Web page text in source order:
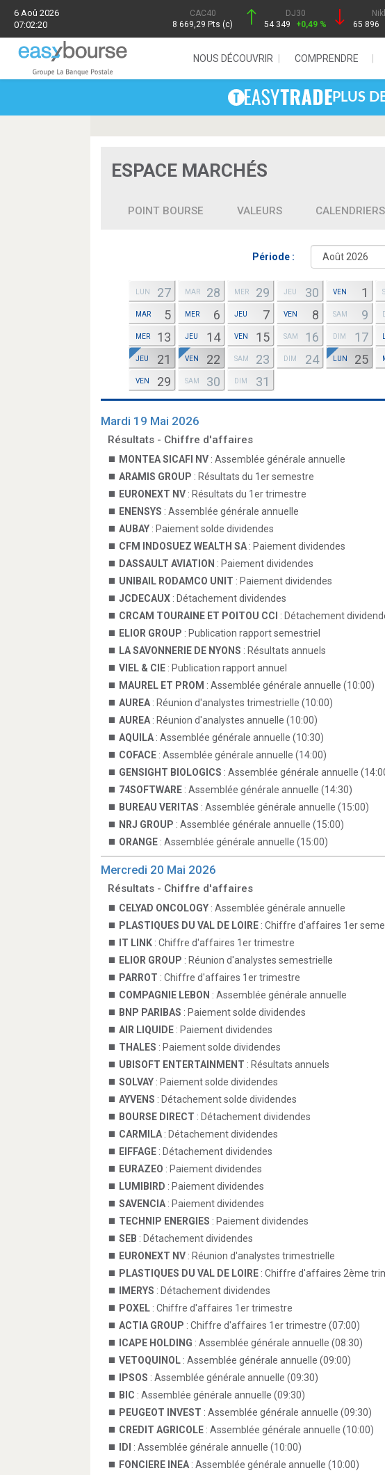
6 Aoû 2026
07:02:20
CAC40
8 669,29 Pts (c)
DJ30
54 349
+0,49 %
65 896
NOUS DÉCOUVRIR COMPRENDRE
PLUS
ESPACE MARCHÉS
POINT BOURSE VALEURS CALENDRIERS
Période :
LUN 27 MAR 28 MER 29 JEU 30 VEN 1
MAR 5 MER 6 JEU 7 VEN 8 SAM 9
MER 13 JEU 14 VEN 15 SAM 16 DIM 17
JEU 21 VEN 22 SAM 23 DIM 24 LUN 25
VEN 29 SAM 30 DIM 31
Mardi 19 Mai 2026
Résultats - Chiffre d'affaires
MONTEA SICAFI NV : Assemblée générale annuelle
ARAMIS GROUP : Résultats du 1er semestre
EURONEXT NV : Résultats du 1er trimestre
ENENSYS : Assemblée générale annuelle
AUBAY : Paiement solde dividendes
CFM INDOSUEZ WEALTH SA : Paiement dividendes
DASSAULT AVIATION : Paiement dividendes
UNIBAIL RODAMCO UNIT : Paiement dividendes
JCDECAUX : Détachement dividendes
CRCAM TOURAINE ET POITOU CCI : Détachement
ELIOR GROUP : Publication rapport semestriel
LA SAVONNERIE DE NYONS : Résultats annuels
VIEL & CIE : Publication rapport annuel
MAUREL ET PROM : Assemblée générale annuelle (10:00)
AUREA : Réunion d'analystes trimestrielle (10:00)
AUREA : Réunion d'analystes annuelle (10:00)
AQUILA : Assemblée générale annuelle (10:30)
COFACE : Assemblée générale annuelle (14:00)
GENSIGHT BIOLOGICS : Assemblée générale annuelle
74SOFTWARE : Assemblée générale annuelle (14:30)
BUREAU VERITAS : Assemblée générale annuelle (15:00)
NRJ GROUP : Assemblée générale annuelle (15:00)
ORANGE : Assemblée générale annuelle (15:00)
Mercredi 20 Mai 2026
Résultats - Chiffre d'affaires
CELYAD ONCOLOGY : Assemblée générale annuelle
PLASTIQUES DU VAL DE LOIRE : Chiffre d'affaires 1er
IT LINK : Chiffre d'affaires 1er trimestre
ELIOR GROUP : Réunion d'analystes semestrielle
PARROT : Chiffre d'affaires 1er trimestre
COMPAGNIE LEBON : Assemblée générale annuelle
BNP PARIBAS : Paiement solde dividendes
AIR LIQUIDE : Paiement dividendes
THALES : Paiement solde dividendes
UBISOFT ENTERTAINMENT : Résultats annuels
SOLVAY : Paiement solde dividendes
AYVENS : Détachement solde dividendes
BOURSE DIRECT : Détachement dividendes
CARMILA : Détachement dividendes
EIFFAGE : Détachement dividendes
EURAZEO : Paiement dividendes
LUMIBIRD : Paiement dividendes
SAVENCIA : Paiement dividendes
TECHNIP ENERGIES : Paiement dividendes
SEB : Détachement dividendes
EURONEXT NV : Réunion d'analystes trimestrielle
PLASTIQUES DU VAL DE LOIRE : Chiffre d'affaires 2ème
IMERYS : Détachement dividendes
POXEL : Chiffre d'affaires 1er trimestre
ACTIA GROUP : Chiffre d'affaires 1er trimestre (07:00)
ICAPE HOLDING : Assemblée générale annuelle (08:30)
VETOQUINOL : Assemblée générale annuelle (09:00)
IPSOS : Assemblée générale annuelle (09:30)
BIC : Assemblée générale annuelle (09:30)
PEUGEOT INVEST : Assemblée générale annuelle (09:30)
CREDIT AGRICOLE : Assemblée générale annuelle (10:00)
IDI : Assemblée générale annuelle (10:00)
FONCIERE INEA : Assemblée générale annuelle (10:00)